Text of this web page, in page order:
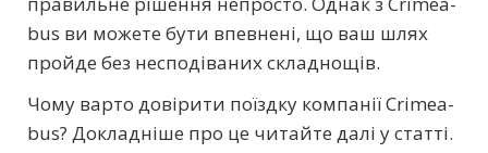
bus ви можете бути впевнені, що ваш шлях
пройде без несподіваних складнощів.
Чому варто довірити поїздку компанії Crimea-
bus? Докладніше про це читайте далі у статті.